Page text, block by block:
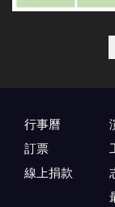
行事曆
訂票
線上捐款